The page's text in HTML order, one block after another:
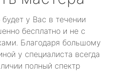
у Вас в течении
бесплатно и не с
Благодаря большому
у специалиста всегда
полный спектр